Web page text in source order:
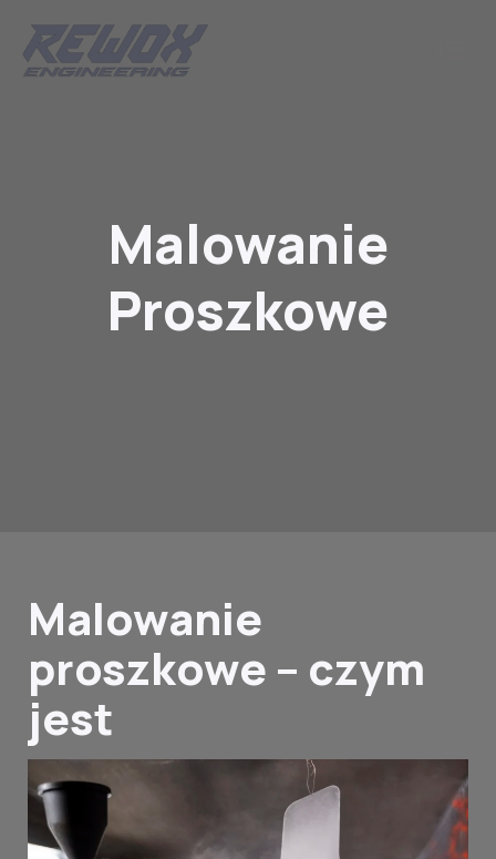
Malowanie
Proszkowe
Malowanie
proszkowe – czym
jest